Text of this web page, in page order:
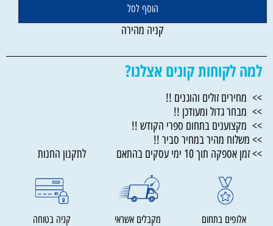
הוסף לסל
קניה מהירה
למה לקוחות קונים אצלנו?
>> מחירים זולים והוגנים !!
>> מבחר גדול ומעודכן !!
>> מקצוענים בתחום ספרי הקודש !!
>> משלוח מהיר במחיר סביר !!
>> זמן אספקה תוך 10 ימי עסקים בהתאם לתקנון החנות
אלופים בתחום מקבלים אשראי קניה בטוחה